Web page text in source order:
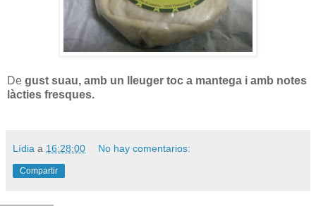
De gust suau, amb un lleuger toc a mantega i amb notes
làcties fresques.
Lídia a 16:28:00 No hay comentarios:
Compartir